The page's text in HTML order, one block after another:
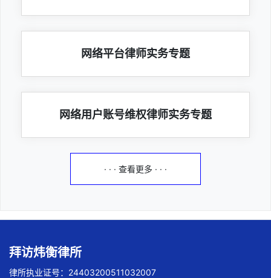
网络平台律师实务专题
网络用户账号维权律师实务专题
· · · 查看更多 · · ·
拜访炜衡律所
律所执业证号：24403200511032007